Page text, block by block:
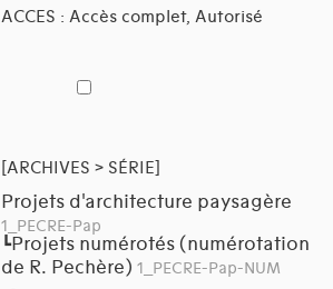
ACCES : Accès complet, Autorisé
[ARCHIVES > SÉRIE]
Projets d'architecture paysagère
1_PECRE-Pap
┗Projets numérotés (numérotation
de R. Pechère) 1_PECRE-Pap-NUM